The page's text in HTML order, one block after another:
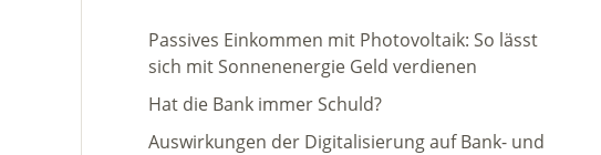
Passives Einkommen mit Photovoltaik: So lässt
sich mit Sonnenenergie Geld verdienen
Hat die Bank immer Schuld?
Auswirkungen der Digitalisierung auf Bank- und